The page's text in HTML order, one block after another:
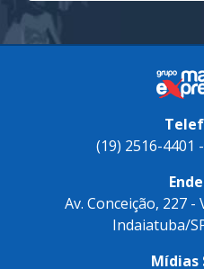
Av. Conceição, 227